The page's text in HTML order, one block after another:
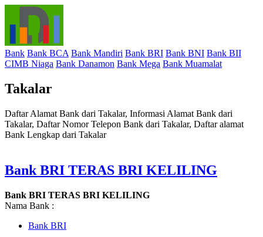
Bank Bank BCA Bank Mandiri Bank BRI Bank BNI Bank BII
CIMB Niaga Bank Danamon Bank Mega Bank Muamalat
Takalar
Daftar Alamat Bank dari Takalar, Informasi Alamat Bank dari
Takalar, Daftar Nomor Telepon Bank dari Takalar, Daftar alamat
Bank Lengkap dari Takalar
Bank BRI TERAS BRI KELILING
Bank BRI TERAS BRI KELILING
Nama Bank :
Bank BRI